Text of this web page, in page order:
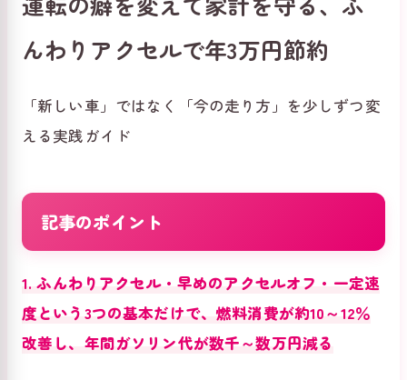
んわりアクセルで年3万円節約
「新しい車」ではなく「今の走り方」を少しずつ変
える実践ガイド
記事のポイント
1. ふんわりアクセル・早めのアクセルオフ・一定速
度という3つの基本だけで、燃料消費が約10～12％
改善し、年間ガソリン代が数千～数万円減る